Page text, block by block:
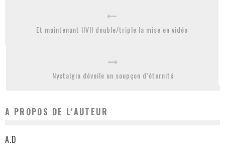
Et maintenant IIVII double/triple la mise en vidéo
Nyctalgia dévoile un soupçon d’éternité
A PROPOS DE L'AUTEUR
A.D